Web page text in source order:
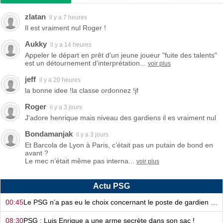
zlatan il y a 7 heures
Il est vraiment nul Roger !
Aukky il y a 14 heures
Appeler le départ en prêt d'un jeune joueur "fuite des talents"
est un détournement d'interprétation...
voir plus
jeff il y a 20 heures
la bonne idee !la classe ordonnez !jf
Roger il y a 3 jours
J'adore henrique mais niveau des gardiens il es vraiment nul
Bondamanjak il y a 3 jours
Et Barcola de Lyon à Paris, c’était pas un putain de bond en
avant ?
Le mec n’était même pas interna...
voir plus
Actu PSG
00:45
08:30PSG : Luis Enrique a une arme secrète dans son sac !